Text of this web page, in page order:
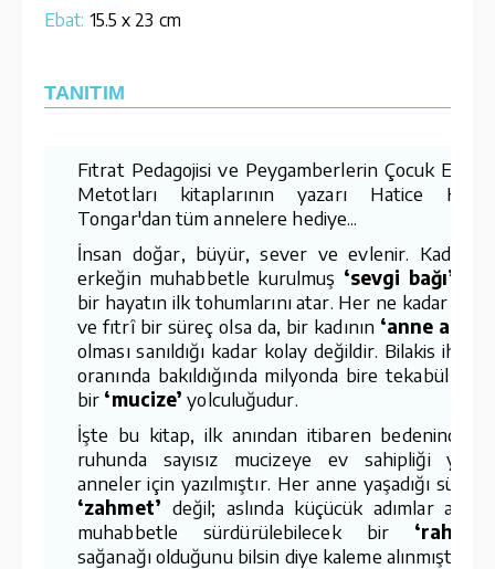
Ebat: 15.5 x 23 cm
TANITIM
Fıtrat Pedagojisi ve Peygamberlerin Çocuk
Metotları kitaplarının yazarı Hatice
Tongar'dan tüm annelere hediye...
İnsan doğar, büyür, sever ve evlenir. Kadın
erkeğin muhabbetle kurulmuş ‘sevgi bağı’
bir hayatın ilk tohumlarını atar. Her ne kadar
ve fıtrî bir süreç olsa da, bir kadının ‘anne
olması sanıldığı kadar kolay değildir. Bilakis
oranında bakıldığında milyonda bire tekabül
bir ‘mucize’ yolculuğudur.
İşte bu kitap, ilk anından itibaren bedeninde
ruhunda sayısız mucizeye ev sahipliği
anneler için yazılmıştır. Her anne yaşadığı
‘zahmet’ değil; aslında küçücük adımlar
muhabbetle sürdürülebilecek bir
sağanağı olduğunu bilsin diye kaleme alınmıştır.